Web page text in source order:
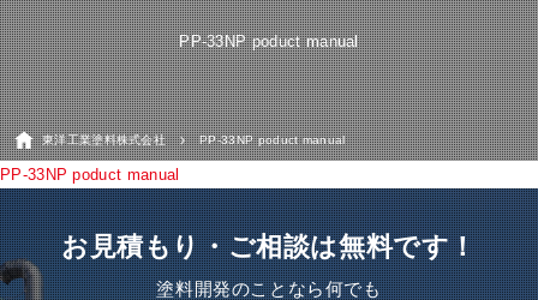
PP-33NP poduct manual
東洋工業塗料株式会社 PP-33NP poduct manual
PP-33NP poduct manual
お見積もり・ご相談は無料です！
塗料開発のことなら何でも